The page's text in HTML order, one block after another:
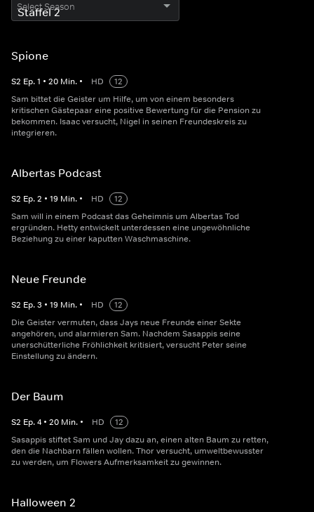
Select Season
Spione
S2 Ep.1 • 20 Min. • HD
12
Sam bittet die Geister um Hilfe, um von einem besonders
kritischen Gästepaar eine positive Bewertung für die Pension zu
bekommen. Isaac versucht, Nigel in seinen Freundeskreis zu
integrieren.
Albertas Podcast
S2 Ep.2 • 19 Min. • HD
12
Sam will in einem Podcast das Geheimnis um Albertas Tod
ergründen. Hetty entwickelt unterdessen eine ungewöhnliche
Beziehung zu einer kaputten Waschmaschine.
Neue Freunde
S2 Ep.3 • 19 Min. • HD
12
Die Geister vermuten, dass Jays neue Freunde einer Sekte
angehören, und alarmieren Sam. Nachdem Sasappis seine
unerschütterliche Fröhlichkeit kritisiert, versucht Peter seine
Einstellung zu ändern.
Der Baum
S2 Ep.4 • 20 Min. • HD
12
Sasappis stiftet Sam und Jay dazu an, einen alten Baum zu retten,
den die Nachbarn fällen wollen. Thor versucht, umweltbewusster
zu werden, um Flowers Aufmerksamkeit zu gewinnen.
Halloween 2